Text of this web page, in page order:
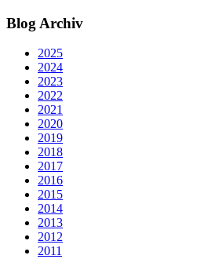
Blog Archiv
2025
2024
2023
2022
2021
2020
2019
2018
2017
2016
2015
2014
2013
2012
2011